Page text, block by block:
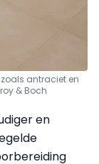
antraciet en
& Boch
en